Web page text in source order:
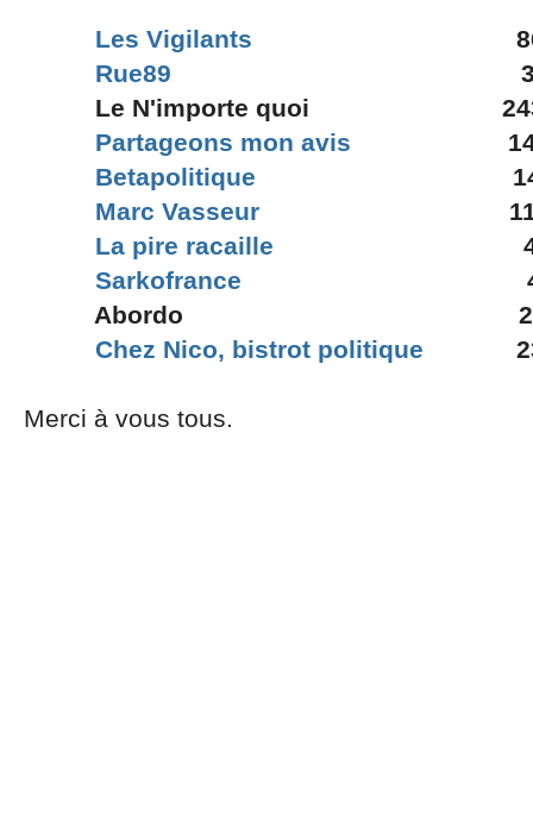
Les Vigilants
Rue89
383
Le N'importe quoi
Partageons mon avis
Betapolitique
141
Marc Vasseur
119
La pire racaille
Sarkofrance
Abordo
Chez Nico, bistrot politique
Merci à vous tous.